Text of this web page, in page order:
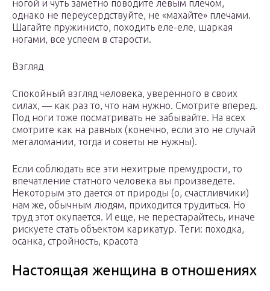
ногой и чуть заметно поводите левым плечом,
однако не переусердствуйте, не «махайте» плечами.
Шагайте пружинисто, походить еле-еле, шаркая
ногами, все успеем в старости.
Взгляд
Спокойный взгляд человека, уверенного в своих
силах, — как раз то, что нам нужно. Смотрите вперед.
Под ноги тоже посматривать не забывайте. На всех
смотрите как на равных (конечно, если это не случай
мегаломании, тогда и советы не нужны).
Если соблюдать все эти нехитрые премудрости, то
впечатление статного человека вы произведете.
Некоторым это дается от природы (о, счастливчики)
нам же, обычным людям, приходится трудиться. Но
труд этот окупается. И еще, не перестарайтесь, иначе
рискуете стать объектом карикатур. Теги: походка,
осанка, стройность, красота
Настоящая женщина в отношениях